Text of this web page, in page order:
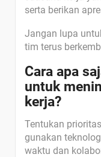
serta berikan
Jangan lupa
tim terus
Cara apa
untuk
kerja?
Tentukan
gunakan
waktu dan